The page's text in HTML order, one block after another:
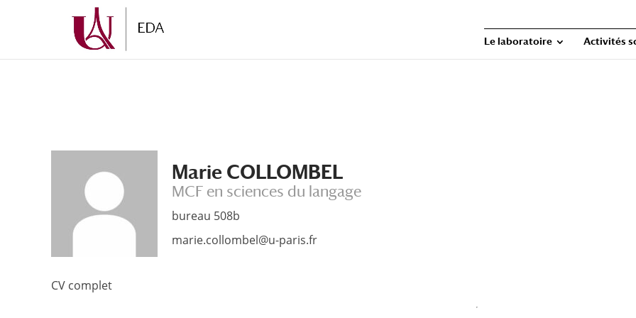
principal
navigation
Le laboratoire Activités
Marie COLLOMBEL
MCF en sciences du langage
bureau 508b
marie.collombel@u-paris.fr
CV complet